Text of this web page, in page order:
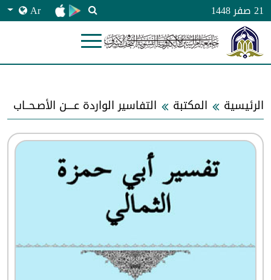
21 صفر 1448 Ar
الرئيسية المكتبة التفاسير الواردة عــــن الأصـحــاب